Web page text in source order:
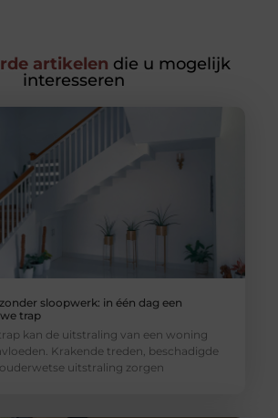
artikelen die u mogelijk
interesseren
sloopwerk: in één dag een
trap
kan de uitstraling van een woning
Krakende treden, beschadigde
uitstraling zorgen